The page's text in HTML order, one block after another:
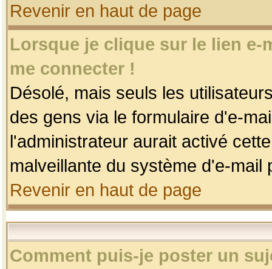
Revenir en haut de page
Lorsque je clique sur le lien
me connecter !
Désolé, mais seuls les
des gens via le formulaire d'e-
l'administrateur aurait activé
malveillante du système d'e-
Revenir en haut de page
Comment puis-je poster un